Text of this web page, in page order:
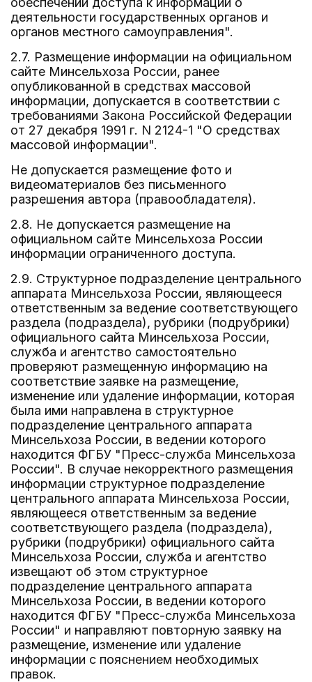
деятельности государственных органов и
органов местного самоуправления".
2.7. Размещение информации на официальном
сайте Минсельхоза России, ранее
опубликованной в средствах массовой
информации, допускается в соответствии с
требованиями Закона Российской Федерации
от 27 декабря 1991 г. N 2124-1 "О средствах
массовой информации".
Не допускается размещение фото и
видеоматериалов без письменного
разрешения автора (правообладателя).
2.8. Не допускается размещение на
официальном сайте Минсельхоза России
информации ограниченного доступа.
2.9. Структурное подразделение центрального
аппарата Минсельхоза России, являющееся
ответственным за ведение соответствующего
раздела (подраздела), рубрики (подрубрики)
официального сайта Минсельхоза России,
служба и агентство самостоятельно
проверяют размещенную информацию на
соответствие заявке на размещение,
изменение или удаление информации, которая
была ими направлена в структурное
подразделение центрального аппарата
Минсельхоза России, в ведении которого
находится ФГБУ "Пресс-служба Минсельхоза
России". В случае некорректного размещения
информации структурное подразделение
центрального аппарата Минсельхоза России,
являющееся ответственным за ведение
соответствующего раздела (подраздела),
рубрики (подрубрики) официального сайта
Минсельхоза России, служба и агентство
извещают об этом структурное
подразделение центрального аппарата
Минсельхоза России, в ведении которого
находится ФГБУ "Пресс-служба Минсельхоза
России" и направляют повторную заявку на
размещение, изменение или удаление
информации с пояснением необходимых
правок.